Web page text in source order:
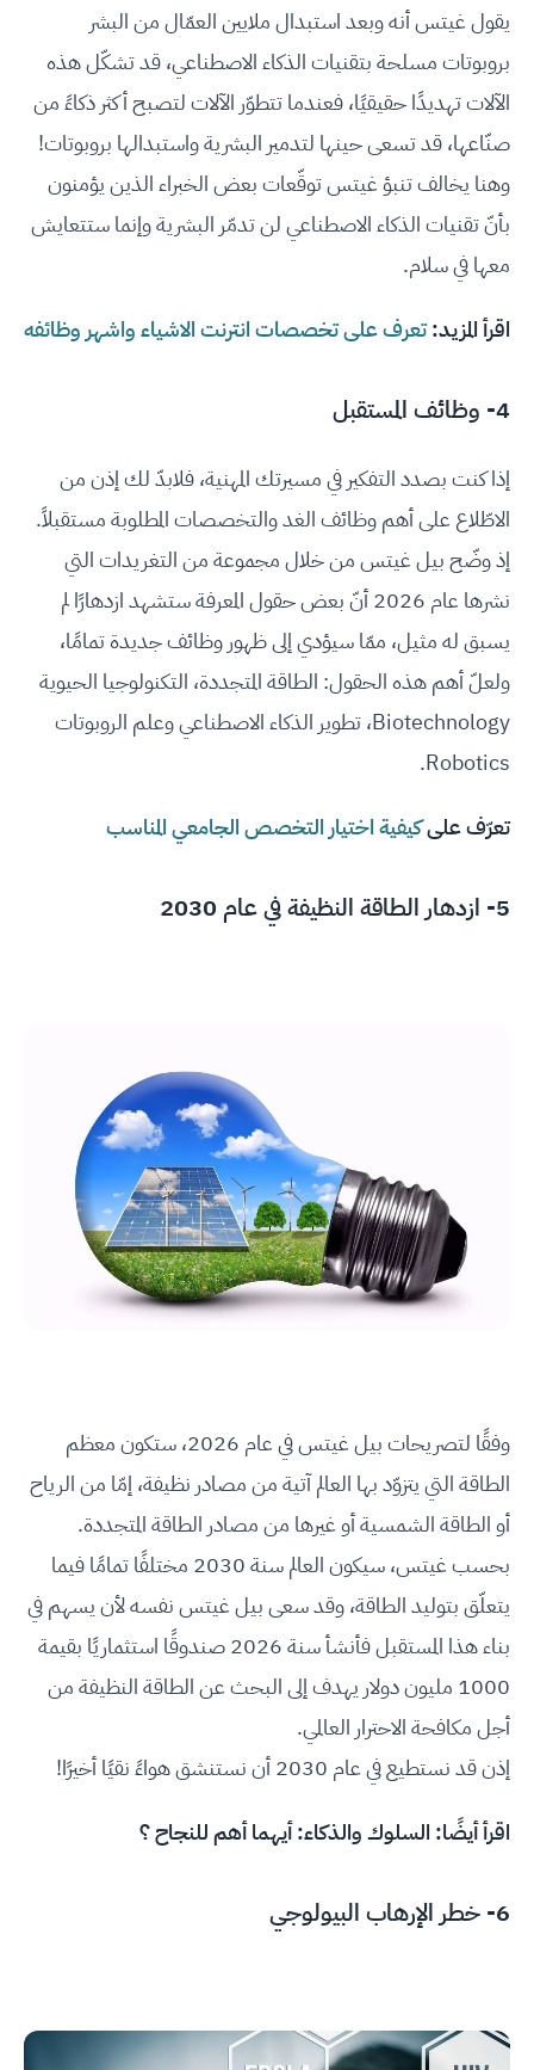
يقول غيتس أنه وبعد استبدال ملايين العمّال من البشر
بروبوتات مسلحة بتقنيات الذكاء الاصطناعي، قد تشكّل هذه
الآلات تهديدًا حقيقيًا، فعندما تتطوّر الآلات لتصبح أكثر ذكاءً من
صنّاعها، قد تسعى حينها لتدمير البشرية واستبدالها بروبوتات!
وهنا يخالف تنبؤ غيتس توقّعات بعض الخبراء الذين يؤمنون
بأنّ تقنيات الذكاء الاصطناعي لن تدمّر البشرية وإنما ستتعايش
معها في سلام.
اقرأ المزيد:تعرف على تخصصات انترنت الاشياء واشهر وظائفه
4- وظائف المستقبل
إذا كنت بصدد التفكير في مسيرتك المهنية، فلابدّ لك إذن من
الاطّلاع على أهم وظائف الغد والتخصصات المطلوبة مستقبلاً.
إذ وضّح بيل غيتس من خلال مجموعة من التغريدات التي
نشرها عام 2026 أنّ بعض حقول المعرفة ستشهد ازدهارًا لم
يسبق له مثيل، ممّا سيؤدي إلى ظهور وظائف جديدة تمامًا،
ولعلّ أهم هذه الحقول: الطاقة المتجددة، التكنولوجيا الحيوية
Biotechnology، تطوير الذكاء الاصطناعي وعلم الروبوتات
Robotics.
تعرّف علىكيفية اختيار التخصص الجامعي المناسب
5- ازدهار الطاقة النظيفة في عام 2030
وفقًا لتصريحات بيل غيتس في عام 2026، ستكون معظم
الطاقة التي يتزوّد بها العالم آتية من مصادر نظيفة، إمّا من الرياح
أو الطاقة الشمسية أو غيرها من مصادر الطاقة المتجددة.
بحسب غيتس، سيكون العالم سنة 2030 مختلفًا تمامًا فيما
يتعلّق بتوليد الطاقة، وقد سعى بيل غيتس نفسه لأن يسهم في
بناء هذا المستقبل فأنشأ سنة 2026 صندوقًا استثماريًا بقيمة
1000 مليون دولار يهدف إلى البحث عن الطاقة النظيفة من
أجل مكافحة الاحترار العالمي.
إذن قد نستطيع في عام 2030 أن نستنشق هواءً نقيًا أخيرًا!
اقرأ أيضًا: السلوك والذكاء: أيهما أهم للنجاح ؟
6- خطر الإرهاب البيولوجي